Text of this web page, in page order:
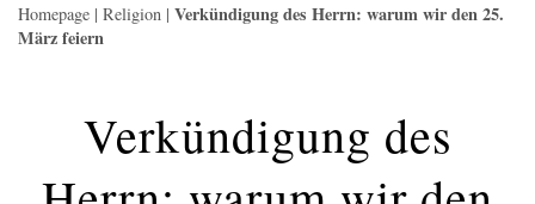
Homepage | Religion | Verkündigung des Herrn: warum wir den 25.
März feiern
Verkündigung des